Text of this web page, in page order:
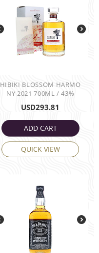
HIBIKI BLOSSOM HARMO
NY 2021 700ML / 43%
USD293.81
ADD CART
QUICK VIEW